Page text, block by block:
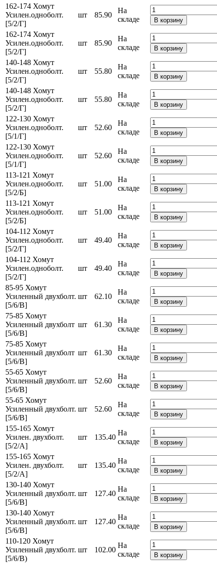
162-174 Хомут
Усилен.одноболт.
[5/2/Г]
шт 85.90
На
складе
В корзину
162-174 Хомут
Усилен.одноболт.
[5/2/Г]
шт 85.90
На
складе
В корзину
140-148 Хомут
Усилен.одноболт.
[5/2/Г]
шт 55.80
На
складе
В корзину
140-148 Хомут
Усилен.одноболт.
[5/2/Г]
шт 55.80
На
складе
В корзину
122-130 Хомут
Усилен.одноболт.
[5/1/Г]
шт 52.60
На
складе
В корзину
122-130 Хомут
Усилен.одноболт.
[5/1/Г]
шт 52.60
На
складе
В корзину
113-121 Хомут
Усилен.одноболт.
[5/2/Б]
шт 51.00
На
складе
В корзину
113-121 Хомут
Усилен.одноболт.
[5/2/Б]
шт 51.00
На
складе
В корзину
104-112 Хомут
Усилен.одноболт.
[5/2/Г]
шт 49.40
На
складе
В корзину
104-112 Хомут
Усилен.одноболт.
[5/2/Г]
шт 49.40
На
складе
В корзину
85-95 Хомут
Усиленный двухболт.
[5/6/В]
шт 62.10
На
складе
В корзину
75-85 Хомут
Усиленный двухболт
[5/6/В]
шт 61.30
На
складе
В корзину
75-85 Хомут
Усиленный двухболт
[5/6/В]
шт 61.30
На
складе
В корзину
55-65 Хомут
Усиленный двухболт.
[5/6/В]
шт 52.60
На
складе
В корзину
55-65 Хомут
Усиленный двухболт.
[5/6/В]
шт 52.60
На
складе
В корзину
155-165 Хомут
Усилен. двухболт.
[5/2/А]
шт 135.40
На
складе
В корзину
155-165 Хомут
Усилен. двухболт.
[5/2/А]
шт 135.40
На
складе
В корзину
130-140 Хомут
Усиленный двухболт.
[5/6/В]
шт 127.40
На
складе
В корзину
130-140 Хомут
Усиленный двухболт.
[5/6/В]
шт 127.40
На
складе
В корзину
110-120 Хомут
Усиленный двухболт.
[5/6/В)
шт 102.00
На
складе
В корзину